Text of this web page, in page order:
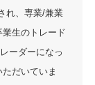
れ、専業/兼業
業生のトレード
ーダーになっ
だいていま